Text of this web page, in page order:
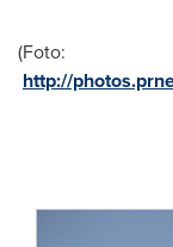
(Foto:
http://